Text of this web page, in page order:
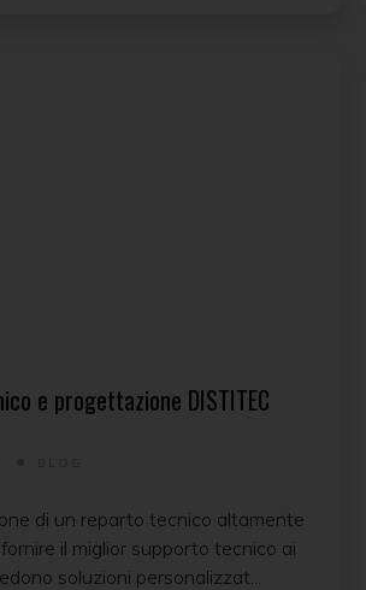
e progettazione DISTITEC
di un reparto tecnico altamente
il miglior supporto tecnico ai
soluzioni personalizzat...